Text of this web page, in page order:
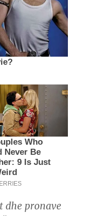
dhe pronave